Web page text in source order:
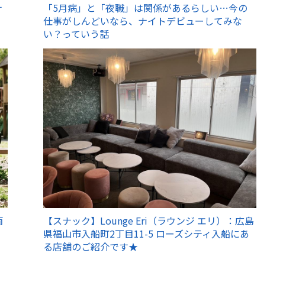
「5月病」と「夜職」は関係があるらしい…今の
仕事がしんどいなら、ナイトデビューしてみな
い？っていう話
【スナック】Lounge Eri（ラウンジ エリ）：広島
県福山市入船町2丁目11-5 ローズシティ入船にあ
る店舗のご紹介です★